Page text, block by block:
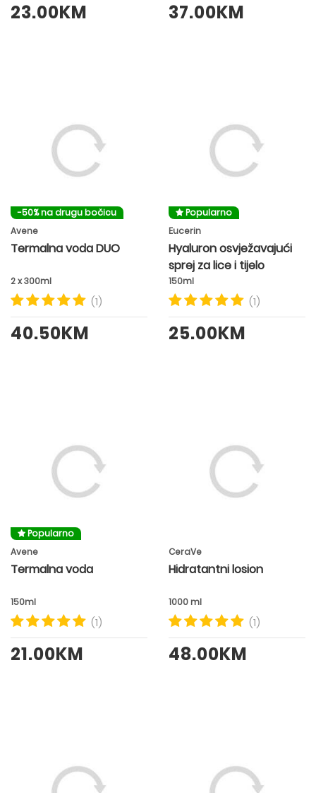
23.00KM 37.00KM
-50% na drugu bočicu
Avene
Termalna voda DUO
2 x 300ml
(1)
40.50KM
Popularno
Eucerin
Hyaluron osvježavajući
sprej za lice i tijelo
150ml
(1)
25.00KM
Popularno
Avene
Termalna voda
150ml
(1)
21.00KM
CeraVe
Hidratantni losion
1000 ml
(1)
48.00KM